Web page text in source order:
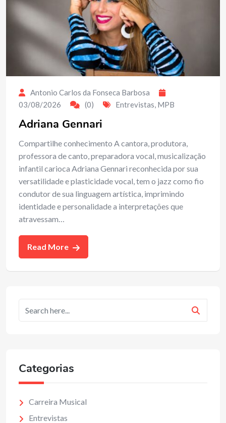
Antonio Carlos da Fonseca Barbosa
03/08/2026
(0) Entrevistas, MPB
Adriana Gennari
Compartilhe conhecimento A cantora, produtora,
professora de canto, preparadora vocal, musicalização
infantil carioca Adriana Gennari reconhecida por sua
versatilidade e plasticidade vocal, tem o jazz como fio
condutor de sua linguagem artística, imprimindo
identidade e personalidade a interpretações que
atravessam…
Read More
Categorias
Carreira Musical
Entrevistas